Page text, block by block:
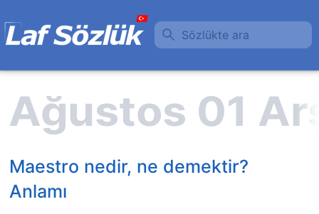
Sözlükte ara
Maestro nedir, ne demektir?
Anlamı